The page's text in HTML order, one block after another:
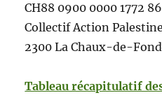
CH88 0900 0000 1772
Collectif Action Palestine
2300 La Chaux-de-
Tableau récapitulatif